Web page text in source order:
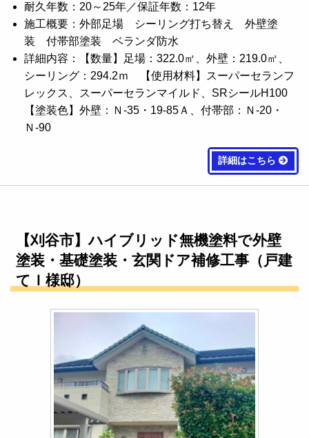
耐久年数：20～25年／保証年数：12年
施工概要：外部足場 シーリング打ち替え 外壁塗
装 付帯部塗装 ベランダ防水
詳細内容：【数量】足場：322.0㎡、外壁：219.0㎡、
シーリング：294.2ｍ 【使用材料】スーパーセランフ
レックス、スーパーセランマイルド、SRシールH100
【塗装色】外壁：Ｎ-35・19-85Ａ、付帯部：Ｎ-20・
Ｎ-90
詳細はこちら
【刈谷市】ハイブリッド無機塗料で外壁
塗装・基礎塗装・玄関ドア補修工事（戸建
てＩ様邸）